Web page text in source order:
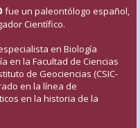
fue un paleontólogo español,
Científico.
en Biología
en la Facultad de Ciencias
de Geociencias (CSIC-
en la línea de
en la historia de la